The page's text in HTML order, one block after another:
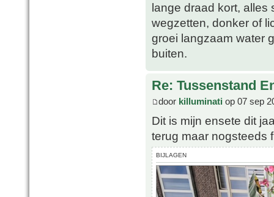
lange draad kort, alles
wegzetten, donker of
groei langzaam water
buiten.
Re: Tussenstand
door killuminati op 07 sep
Dit is mijn ensete dit
terug maar nogsteeds
BIJLAGEN